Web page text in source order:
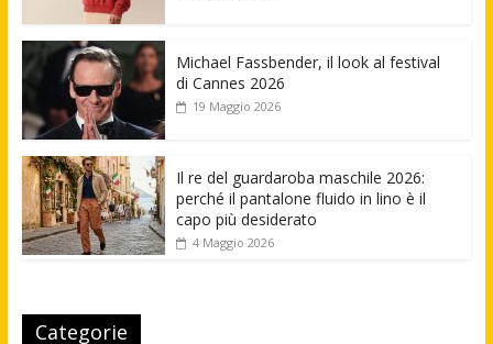
Michael Fassbender, il look al festival
di Cannes 2026
19 Maggio 2026
Il re del guardaroba maschile 2026:
perché il pantalone fluido in lino è il
capo più desiderato
4 Maggio 2026
Categorie